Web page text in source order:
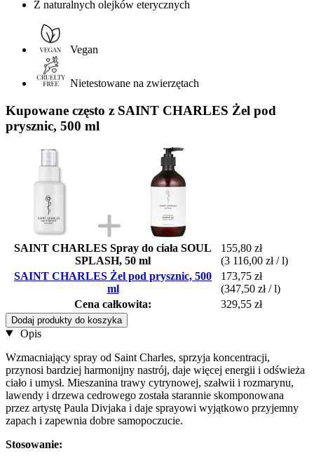
Z naturalnych olejków eterycznych
Vegan
Nietestowane na zwierzętach
Kupowane często z SAINT CHARLES Żel pod
prysznic, 500 ml
SAINT CHARLES Spray do ciała SOUL
SPLASH, 50 ml
155,80 zł
(3 116,00 zł / l)
SAINT CHARLES Żel pod prysznic, 500
ml
173,75 zł
(347,50 zł / l)
Cena całkowita:
329,55 zł
Dodaj produkty do koszyka
Opis
Wzmacniający spray od Saint Charles, sprzyja koncentracji,
przynosi bardziej harmonijny nastrój, daje więcej energii i odświeża
ciało i umysł. Mieszanina trawy cytrynowej, szałwii i rozmarynu,
lawendy i drzewa cedrowego została starannie skomponowana
przez artystę Paula Divjaka i daje sprayowi wyjątkowo przyjemny
zapach i zapewnia dobre samopoczucie.
Stosowanie: